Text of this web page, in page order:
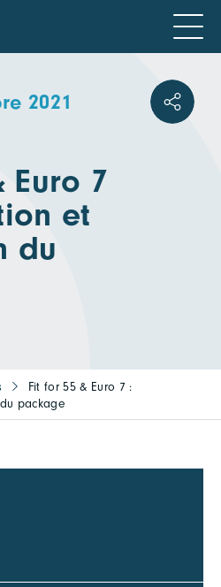
2021
Euro 7
et
du
Fit for 55 & Euro 7 :
package